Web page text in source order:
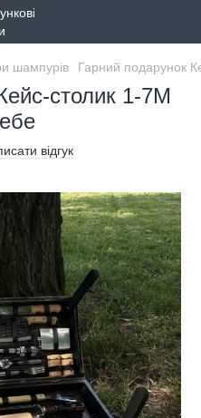
шампурів Гарний подарунок
столик 1-7М
відгук